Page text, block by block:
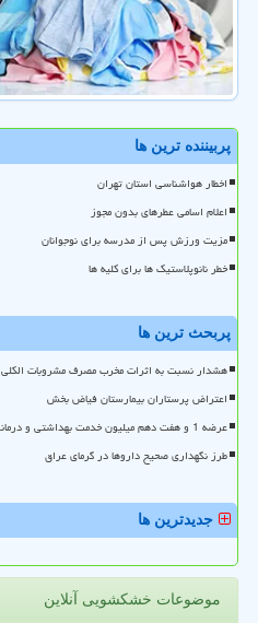
پربیننده ترین ها
اخطار هواشناسی استان تهران
اعلام اسامی عطرهای بدون مجوز
مزیت ورزش پس از مدرسه برای نوجوانان
خطر نانوپلاستیک ها برای کلیه ها
پربحث ترین ها
هشدار نسبت به اثرات مخرب مصرف مشروبات الکلی
اعتراض پرستاران بیمارستان فیاض بخش
عرضه 1 و هفت دهم میلیون خدمت بهداشتی و درمانی به زائرین اربعین
طرز نگهداری صحیح داروها در گرمای عراق
جدیدترین ها
موضوعات خشکشویی آنلاین